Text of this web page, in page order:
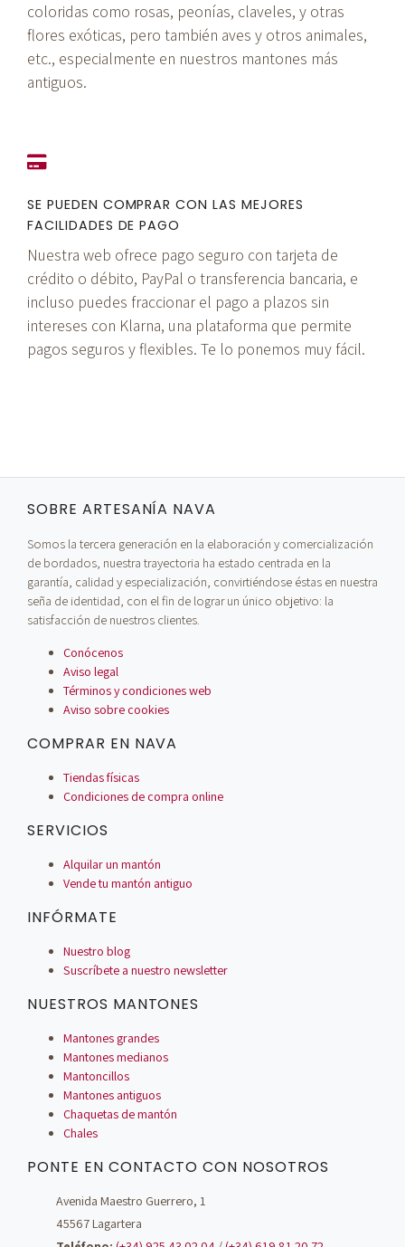
coloridas como rosas, peonías, claveles, y otras
flores exóticas, pero también aves y otros animales,
etc., especialmente en nuestros mantones más
antiguos.
SE PUEDEN COMPRAR CON LAS MEJORES
FACILIDADES DE PAGO
Nuestra web ofrece pago seguro con tarjeta de
crédito o débito, PayPal o transferencia bancaria, e
incluso puedes fraccionar el pago a plazos sin
intereses con Klarna, una plataforma que permite
pagos seguros y flexibles. Te lo ponemos muy fácil.
SOBRE ARTESANÍA NAVA
Somos la tercera generación en la elaboración y comercialización
de bordados, nuestra trayectoria ha estado centrada en la
garantía, calidad y especialización, convirtiéndose éstas en nuestra
seña de identidad, con el fin de lograr un único objetivo: la
satisfacción de nuestros clientes.
Conócenos
Aviso legal
Términos y condiciones web
Aviso sobre cookies
COMPRAR EN NAVA
Tiendas físicas
Condiciones de compra online
SERVICIOS
Alquilar un mantón
Vende tu mantón antiguo
INFÓRMATE
Nuestro blog
Suscríbete a nuestro newsletter
NUESTROS MANTONES
Mantones grandes
Mantones medianos
Mantoncillos
Mantones antiguos
Chaquetas de mantón
Chales
PONTE EN CONTACTO CON NOSOTROS
Avenida Maestro Guerrero, 1
45567 Lagartera